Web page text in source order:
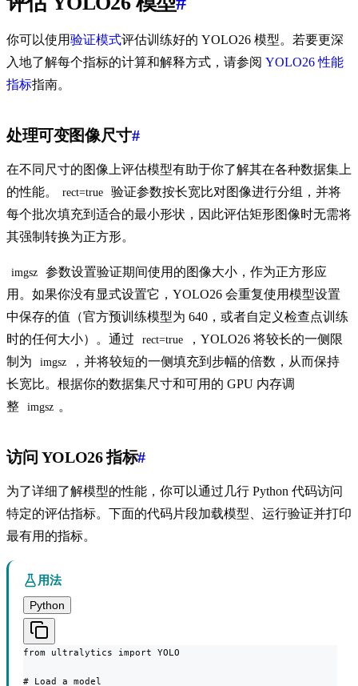
你可以使用验证模式评估训练好的 YOLO26 模型。若要更深
入地了解每个指标的计算和解释方式，请参阅 YOLO26 性能
指标指南。
处理可变图像尺寸#
在不同尺寸的图像上评估模型有助于你了解其在各种数据集上
的性能。
rect=true
验证参数按长宽比对图像进行分组，并将
每个批次填充到适合的最小形状，因此评估矩形图像时无需将
其强制转换为正方形。
imgsz
参数设置验证期间使用的图像大小，作为正方形应
用。如果你没有显式设置它，YOLO26 会重复使用模型设置
中保存的值（官方预训练模型为 640，或者自定义检查点训练
时的任何大小）。通过
rect=true
，YOLO26 将较长的一侧限
制为
imgsz
，并将较短的一侧填充到步幅的倍数，从而保持
长宽比。根据你的数据集尺寸和可用的 GPU 内存调
整
imgsz 。
访问 YOLO26 指标#
为了详细了解模型的性能，你可以通过几行 Python 代码访问
特定的评估指标。下面的代码片段加载模型、运行验证并打印
最有用的指标。
用法
Python
from ultralytics import YOLO
# Load a model